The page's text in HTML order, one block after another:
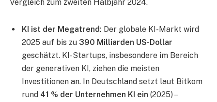
Vergleich zum zweiten Halbjahr 2024.
KI ist der Megatrend: Der globale KI-Markt wird
2025 auf bis zu 390 Milliarden US-Dollar
geschätzt. KI-Startups, insbesondere im Bereich
der generativen KI, ziehen die meisten
Investitionen an. In Deutschland setzt laut Bitkom
rund 41 % der Unternehmen KI ein (2025) –